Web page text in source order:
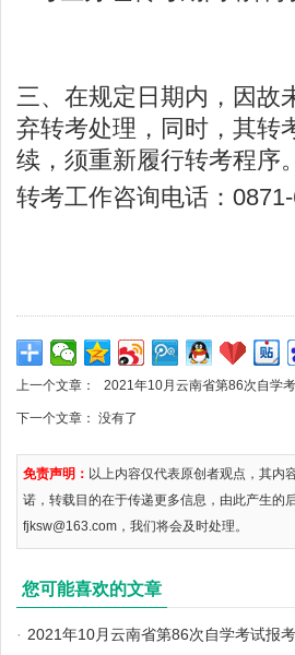
三、在规定日期内，因故
弃转考处理，同时，其转
续，须重新履行转考程序。
转考工作咨询电话：
上一个文章： 2021年10月云南省第86次自学
下一个文章： 没有了
免责声明： 以上内容仅代表原创者观点，其内
诺，转载目的在于传递更多信息，由此产生的
fjksw@163.com，我们将会及时处理。
您可能喜欢的文章
· 2021年10月云南省第86次自学考试报